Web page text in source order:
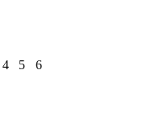
4 5 6